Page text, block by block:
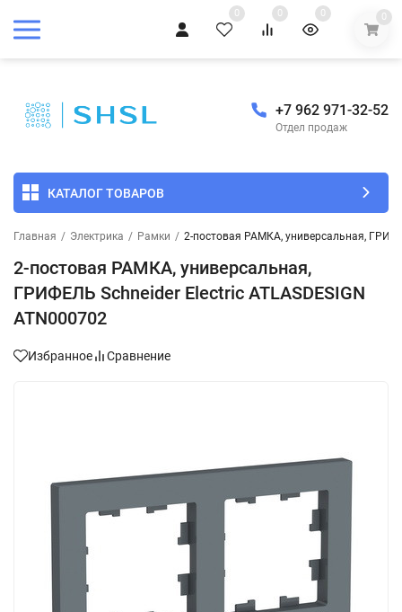
0 0 0 0
+7 962 971-32-52
Отдел продаж
КАТАЛОГ ТОВАРОВ
Главная / Электрика / Рамки / 2-постовая РАМКА, универсальная,
2-постовая РАМКА, универсальная,
ГРИФЕЛЬ Schneider Electric ATLASDESIGN
ATN000702
Избранное Сравнение